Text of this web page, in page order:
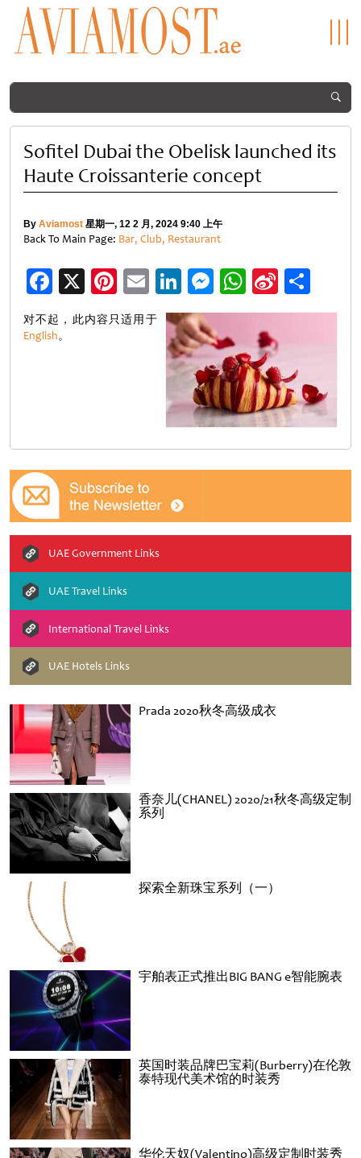
Prada 2020秋冬高级成衣
香奈儿(CHANEL) 2020/21秋冬高级定制
系列
探索全新珠宝系列（一）
宇舶表正式推出BIG BANG e智能腕表
英国时装品牌巴宝莉(Burberry)在伦敦
泰特现代美术馆的时装秀
华伦天奴(Valentino)高级定制时装秀
Sofitel Dubai the Obelisk launched its
Haute Croissanterie concept
By Aviamost 星期一, 12 2 月, 2024 9:40 上午
Back To Main Page: Bar, Club, Restaurant
Facebook
X Pinterest
EmailLinkedIn
Messenger
WhatsApp
Sina
Weibo
享
对不起，此内容只适用于
English。
UAE Government Links
UAE Travel Links
International Travel Links
UAE Hotels Links